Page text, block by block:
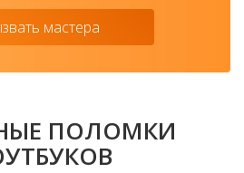
мастера
ПОЛОМКИ